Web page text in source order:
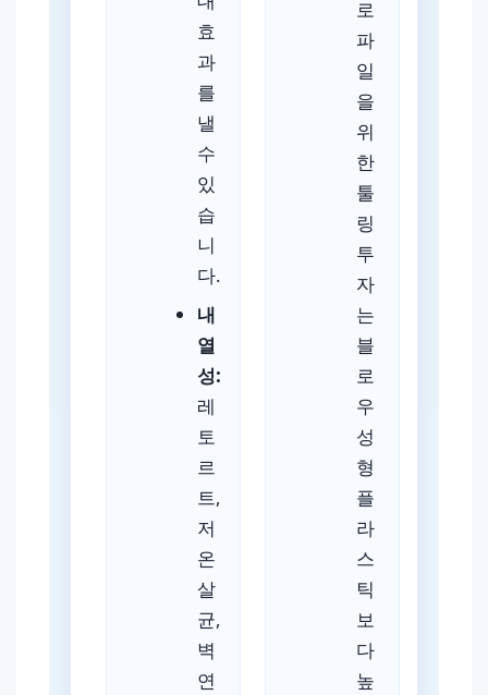
효
과
를
낼
수
있
습
니
다.
내
열
성:
레
토
르
트,
저
온
살
균,
벽
연
로
파
일
을
위
한
툴
링
투
자
는
블
로
우
성
형
플
라
스
틱
보
다
높